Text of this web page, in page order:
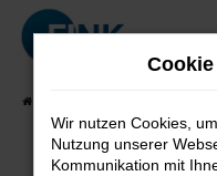
Zum
Hauptinhalt
Wir nutzen Cookies,
Nutzung unserer
Kommunikation mit